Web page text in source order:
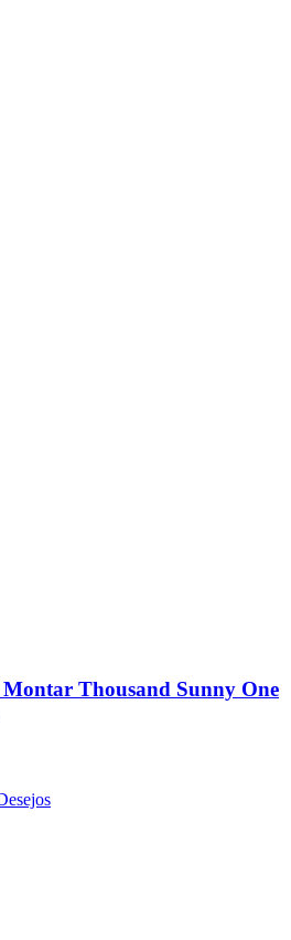
Montar Thousand Sunny One